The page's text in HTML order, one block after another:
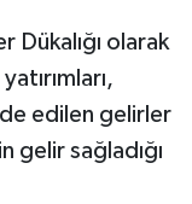
Dükalığı olarak
edilen gelirler
gelir sağladığı